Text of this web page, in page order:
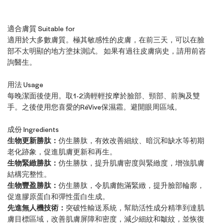
適合膚質 Suitable for
適用於大多數膚質。極其敏感性的皮膚，在前三天，可以在臉
部不太明顯的地方塗抹測試。 如果有過往皮膚病史，請用前咨
詢醫生。
用法 Usage
每晚潔面後使用。取1-2滴輕輕按摩於臉部、頸部、前胸及雙
手。之後使用您喜愛的RéVive保濕霜。避開眼周區域。
成份 Ingredients
生物更新勝肽： 仿生勝肽，有效改善細紋、暗沉和缺水等初期
老化跡象，促進肌膚更新和再生。
生物緊緻勝肽： 仿生勝肽，提升肌膚密度與緊緻度，增強肌膚
結構完整性。
生物豐盈勝肽： 仿生勝肽，令肌膚飽滿緊緻，提升臉部輪廓，
促進膠原蛋白和彈性蛋白生成。
先進無人機技術： 突破性輸送系統，幫助活性成分精準到達肌
膚目標區域，改善肌膚屏障和密度，減少細紋和皺紋，並恢復